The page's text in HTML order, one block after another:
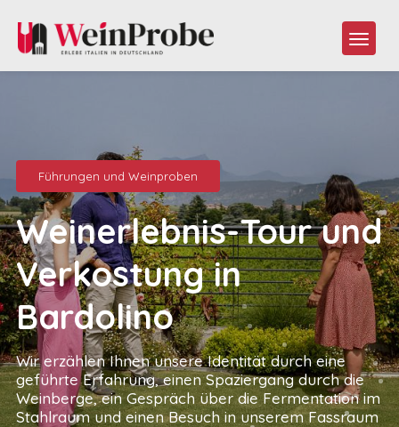
Führungen und Weinproben
Weinerlebnis-Tour und
Verkostung in
Bardolino
Wir erzählen Ihnen unsere Identität durch eine
geführte Erfahrung, einen Spaziergang durch die
Weinberge, ein Gespräch über die Fermentation im
Stahlraum und einen Besuch in unserem Fassraum